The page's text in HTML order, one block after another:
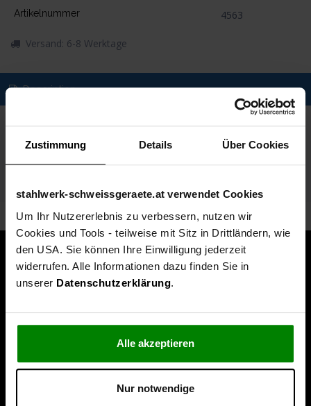
Zustimmung Details Über Cookies
stahlwerk-schweissgeraete.at verwendet Cookies
Um Ihr Nutzererlebnis zu verbessern, nutzen wir
Cookies und Tools - teilweise mit Sitz in Drittländern, wie
den USA. Sie können Ihre Einwilligung jederzeit
widerrufen. Alle Informationen dazu finden Sie in
unserer Datenschutzerklärung.
Alle akzeptieren
Nur notwendige
Artikelnummer
4563
Versand: 6-8 Werktage
Description
Technische Daten